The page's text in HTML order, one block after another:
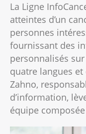
La Ligne
atteintes d’un
personnes
fournissant des
personnalisés
quatre langues
Zahno,
d’information,
équipe